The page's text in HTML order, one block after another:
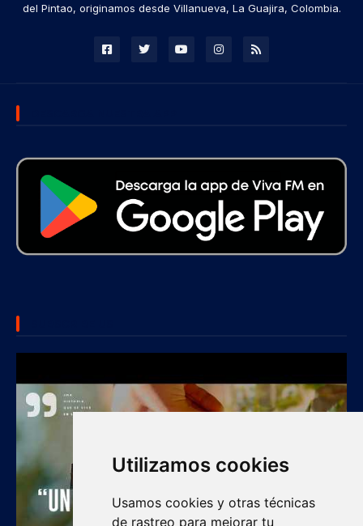
Utilizamos cookies
Usamos cookies y otras técnicas
de rastreo para mejorar tu
del Pintao, originamos desde Villanueva, La Guajira, Colombia.